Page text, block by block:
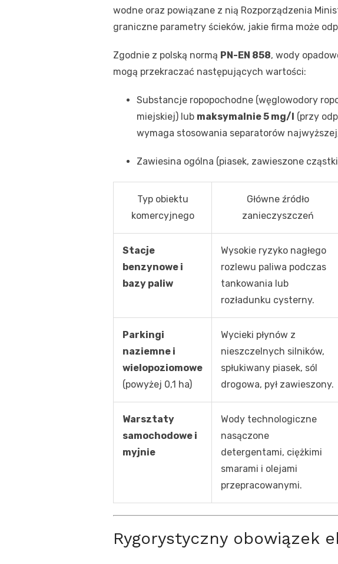
wodne oraz powiązane z nią Rozporządzenia
graniczne parametry ścieków, jakie firma może
Zgodnie z polską normą PN-EN 858, wody
mogą przekraczać następujących wartości:
Substancje ropopochodne (węglowodory
miejskiej) lub maksymalnie 5 mg/l (przy
wymaga stosowania separatorów
Zawiesina ogólna (piasek, zawieszone cząstki
Typ obiektu
komercyjnego
Główne źródło
zanieczyszczeń
Stacje
benzynowe i
bazy paliw
Wysokie ryzyko nagłego
rozlewu paliwa podczas
tankowania lub
rozładunku cysterny.
Parkingi
naziemne i
wielopoziomowe
(powyżej 0,1 ha)
Wycieki płynów z
nieszczelnych silników,
spłukiwany piasek, sól
drogowa, pył zawieszony.
Warsztaty
samochodowe i
myjnie
Wody technologiczne
nasączone
detergentami, ciężkimi
smarami i olejami
przepracowanymi.
Rygorystyczny obowiązek